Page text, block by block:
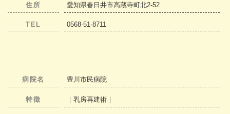
住所 愛知県春日井市高蔵寺町北2-52
TEL 0568-51-8711
病院名 豊川市民病院
特徴 ｜乳房再建術｜